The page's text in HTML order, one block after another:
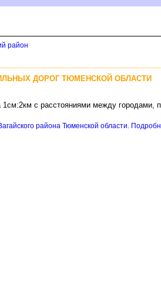
район
ДОРОГ ТЮМЕНСКОЙ ОБЛАСТИ
с расстояниями между городами,
района Тюменской области.